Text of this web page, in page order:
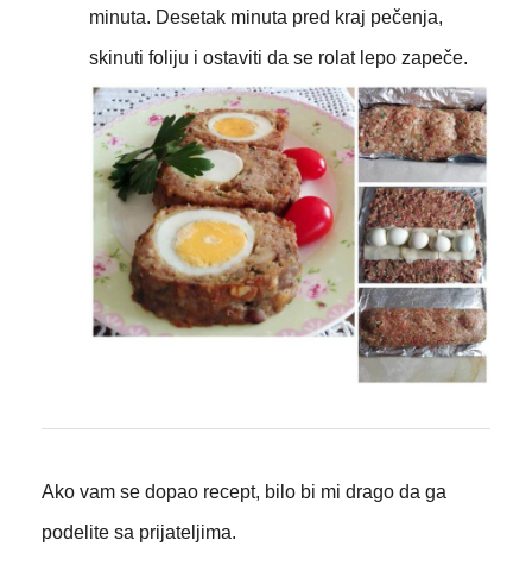
minuta. Desetak minuta pred kraj pečenja,
skinuti foliju i ostaviti da se rolat lepo zapeče.
Ako vam se dopao recept, bilo bi mi drago da ga
podelite sa prijateljima.